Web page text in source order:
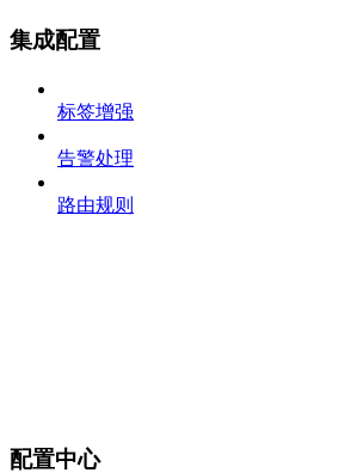
集成配置
标签增强
告警处理
路由规则
配置中心